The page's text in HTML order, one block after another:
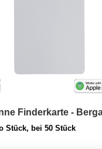
Finderkarte -
Stück, bei 50 Stück